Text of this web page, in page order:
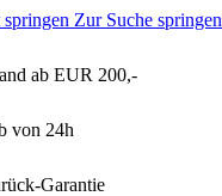
Zur Suche springen
ab EUR 200,-
von 24h
Garantie